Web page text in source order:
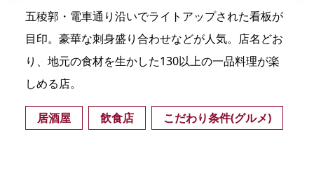
五稜郭・電車通り沿いでライトアップされた看板が
目印。豪華な刺身盛り合わせなどが人気。店名どお
り、地元の食材を生かした130以上の一品料理が楽
しめる店。
居酒屋 飲食店 こだわり条件(グルメ)